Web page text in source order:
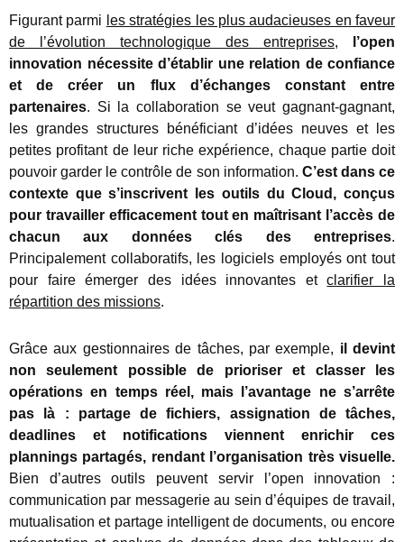
Figurant parmi les stratégies les plus audacieuses en faveur
de l’évolution technologique des entreprises, l’open
innovation nécessite d’établir une relation de confiance
et de créer un flux d’échanges constant entre
partenaires. Si la collaboration se veut gagnant-gagnant,
les grandes structures bénéficiant d’idées neuves et les
petites profitant de leur riche expérience, chaque partie doit
pouvoir garder le contrôle de son information. C’est dans ce
contexte que s’inscrivent les outils du Cloud, conçus
pour travailler efficacement tout en maîtrisant l’accès de
chacun aux données clés des entreprises.
Principalement collaboratifs, les logiciels employés ont tout
pour faire émerger des idées innovantes etclarifier la
répartition des missions.
Grâce aux gestionnaires de tâches, par exemple, il devint
non seulement possible de prioriser et classer les
opérations en temps réel, mais l’avantage ne s’arrête
pas là : partage de fichiers, assignation de tâches,
deadlines et notifications viennent enrichir ces
plannings partagés, rendant l’organisation très visuelle.
Bien d’autres outils peuvent servir l’open innovation :
communication par messagerie au sein d’équipes de travail,
mutualisation et partage intelligent de documents, ou encore